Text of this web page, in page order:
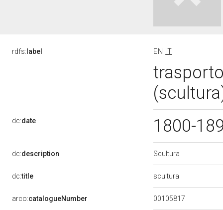
rdfs: label EN IT
dc:date 1800-
dc:description Scultura
dc:title scultura
arco:catalogueNumber 00105817